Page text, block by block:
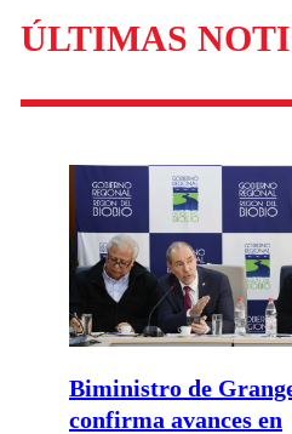
ÚLTIMAS
Biministro de
confirma avances en